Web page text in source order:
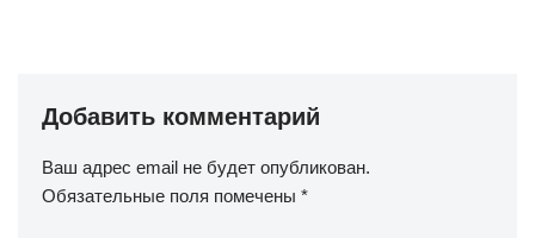
Добавить комментарий
Ваш адрес email не будет опубликован.
Обязательные поля помечены *